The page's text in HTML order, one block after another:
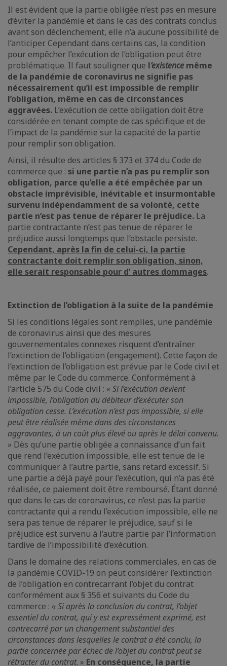
Il est évident que la partie obligée n’est pas en mesure
d’éviter la pandémie et dans le cas des contrats conclus
avant son déclenchement, elle n’a aucune possibilité de
l’anticiper. Cependant dans certains cas, la condition
pour empêcher l’exécution de l’obligation peut être
problématique. Il faut souligner que l’existence même
de la pandémie de coronavirus ne signifie pas
nécessairement qu’il est impossible de remplir
l’obligation, même en cas de circonstances
aggravées. L’exécution de cette obligation doit être
considérée en tenant compte de cas spécifique et de
l’impact de la pandémie sur la capacité de la partie
pour remplir son obligation.
Ainsi, il résulte des articles § 373 et 374 du Code de
commerce que : si une partie n’a pas pu remplir son
obligation, parce qu’elle a été empêchée par un
obstacle imprévisible, inévitable et insurmontable
survenu indépendamment de sa volonté, cette
partie n’est pas tenue de réparer le préjudice. La
partie contractante n’est pas tenue de réparer le
préjudice aussi longtemps que l’obstacle persiste.
Cependant, après la fin de celui-ci, la partie
contractante doit remplir son obligation, sinon,
elle serait responsable pour d’ autres dommages.
Extinction de l’obligation à la suite de la pandémie
Si les conditions légales sont remplies, une pandémie
de coronavirus ainsi que des mesures
gouvernementales connexes risquent d’entraîner
l’extinction de l’obligation (engagement). Cette façon de
l’extinction de l’obligation est prévue par le Code civil et
même par le Code du commerce. Conformément à
l’article 575 du Code civil : « Si l’exécution devient
impossible, l’obligation du débiteur d’exécuter son
obligation cesse. L’exécution n’est pas impossible, si elle
peut être réalisée même dans des circonstances
aggravantes, à un coût plus élevé ou après le délai convenu.
» Dès qu’une partie obligée a connaissance d’un fait
que rend l’exécution impossible, elle est tenue de le
communiquer à l’autre partie, sans retard excessif. Si
une partie a déjà payé pour l’exécution, qui n’a pas été
réalisée, ce paiement doit être remboursé. Étant donné
que dans le cas de coronavirus, ce n’est pas la partie
contractante qui a rendu l’exécution impossible, elle ne
sera pas tenue de réparer le préjudice, sauf si le
préjudice est survenu à l’autre partie par l’information
tardive de l’impossibilité d’exécution.
Dans le domaine des relations commerciales, en cas de
la pandémie COVID-19 on peut considérer l’extinction
de l’obligation en contrecarrant l’objet du contrat
conformément aux § 356 et suivants du Code du
commerce : « Si après la conclusion du contrat, l’objet
essentiel du contrat, qui y est expressément exprimé, est
contrecarré par un changement substantiel des
circonstances dans lesquelles le contrat a été conclu, la
partie concernée par échec de l’objet du contrat peut se
rétracter du contrat. » En conséquence, la partie